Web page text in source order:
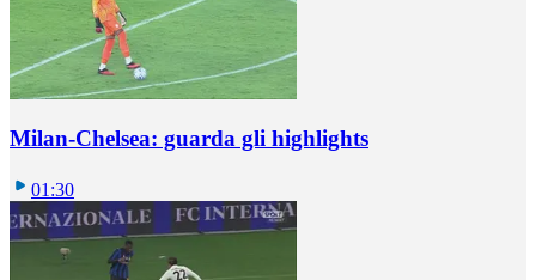
Milan-Chelsea: guarda gli highlights
01:30